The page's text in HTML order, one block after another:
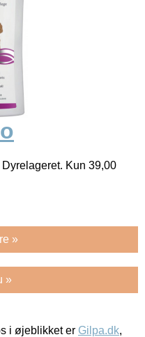
Kun 39,00
»
»
i øjeblikket er Gilpa.dk,